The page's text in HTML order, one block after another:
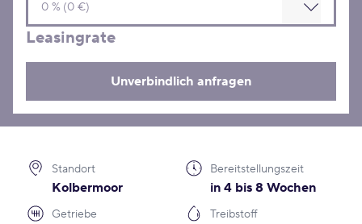
Leasingrate
Unverbindlich anfragen
Standort
Kolbermoor
Bereitstellungszeit
in 4 bis 8 Wochen
Getriebe Treibstoff